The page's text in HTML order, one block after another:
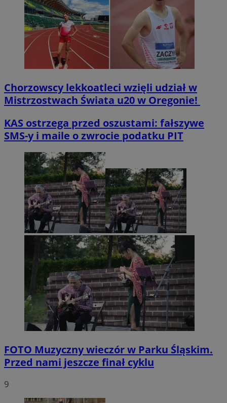
Chorzowscy lekkoatleci wzięli udział w
Mistrzostwach Świata u20 w Oregonie!
KAS ostrzega przed oszustami: fałszywe
SMS-y i maile o zwrocie podatku PIT
FOTO Muzyczny wieczór w Parku Śląskim.
Przed nami jeszcze finał cyklu
9